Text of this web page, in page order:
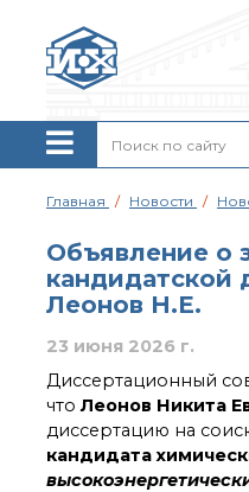
Жизнь и выдающиеся
моменты научной
деятельности
Н. Д. Зелинского
История ИОХ РАН
Администрация
Научные школы
Подразделения
института
РАН
Диссертационные
советы
Совет молодых ученых
ИОХ РАН
Центр коллективного
Главная Новости
Объявление о
кандидатской
Леонов Н.Е.
23 июня 2026 г.
Диссертационный
чтоЛеонов Никита
диссертацию на
кандидата